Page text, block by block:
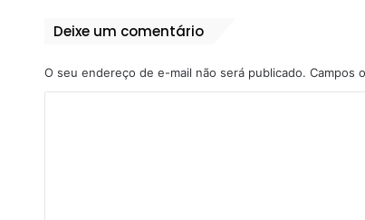
Deixe um comentário
O seu endereço de e-mail não será publicado. Campos